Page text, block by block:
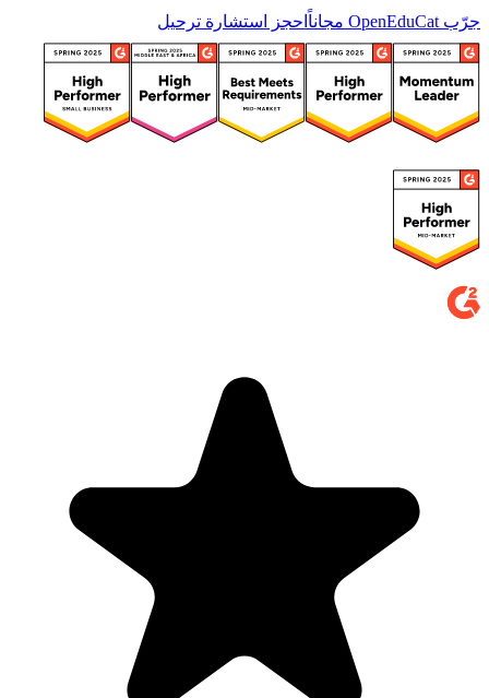
جرّب OpenEduCat مجاناً احجز استشارة ترحيل